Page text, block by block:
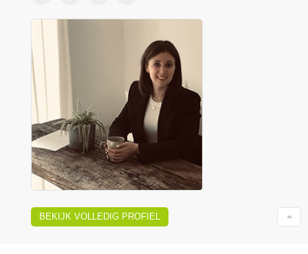
BEKIJK VOLLEDIG PROFIEL